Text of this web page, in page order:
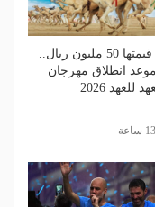
بجوائز قيمتها 50 مليون ريال..
انطلاق مهرجان
للعهد 2026